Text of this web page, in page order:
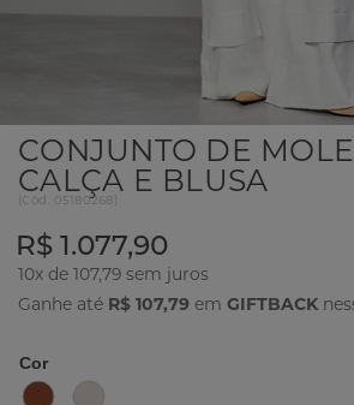
CONJUNTO DE
CALÇA E BLUSA
(Cód. 05180268
R$ 1.077,90
10x de 107,79
Ganhe até R$ 107,79 em GIFTBACK
Cor